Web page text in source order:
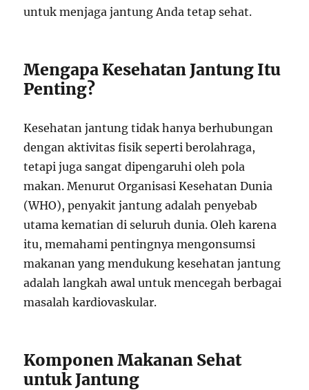
untuk menjaga jantung Anda tetap sehat.
Mengapa Kesehatan Jantung Itu
Penting?
Kesehatan jantung tidak hanya berhubungan
dengan aktivitas fisik seperti berolahraga,
tetapi juga sangat dipengaruhi oleh pola
makan. Menurut Organisasi Kesehatan Dunia
(WHO), penyakit jantung adalah penyebab
utama kematian di seluruh dunia. Oleh karena
itu, memahami pentingnya mengonsumsi
makanan yang mendukung kesehatan jantung
adalah langkah awal untuk mencegah berbagai
masalah kardiovaskular.
Komponen Makanan Sehat
untuk Jantung